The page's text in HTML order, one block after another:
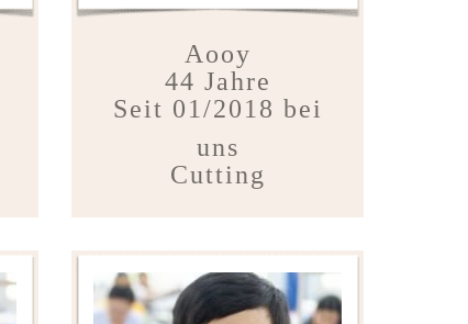
Aooy
44 Jahre
Seit 01/2018 bei
uns
Cutting